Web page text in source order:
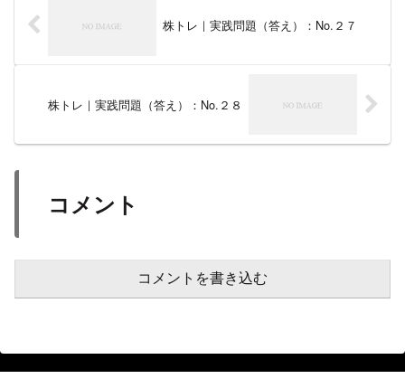
株トレ｜実践問題（答え）：No.２７
株トレ｜実践問題（答え）：No.２８
コメント
コメントを書き込む